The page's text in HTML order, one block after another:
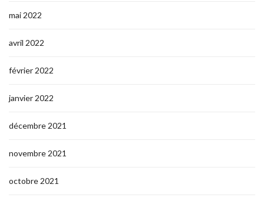
mai 2022
avril 2022
février 2022
janvier 2022
décembre 2021
novembre 2021
octobre 2021